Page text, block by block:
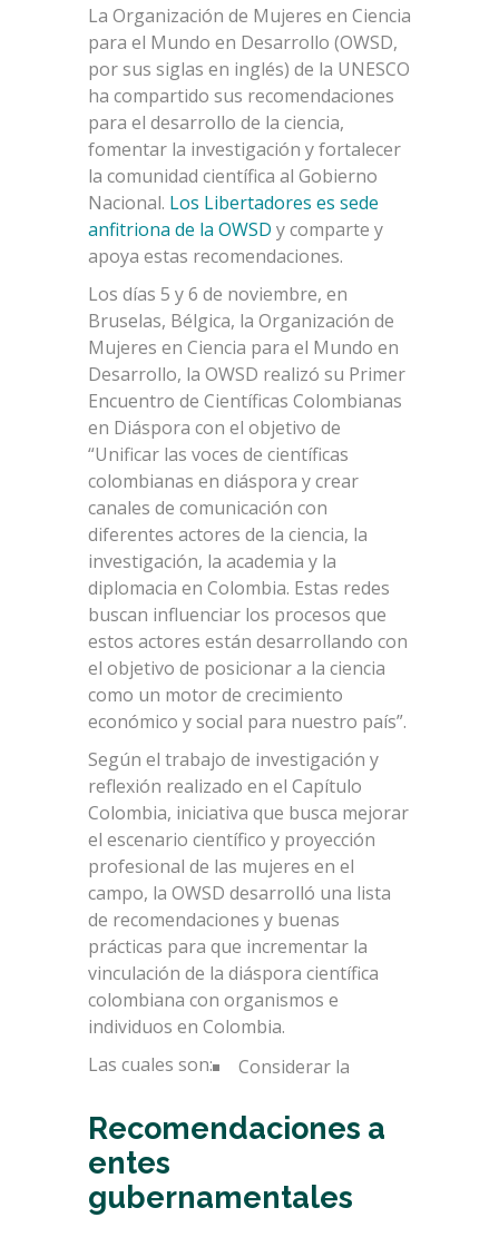
La Organización de Mujeres en Ciencia
para el Mundo en Desarrollo (OWSD,
por sus siglas en inglés) de la UNESCO
ha compartido sus recomendaciones
para el desarrollo de la ciencia,
fomentar la investigación y fortalecer
la comunidad científica al Gobierno
Nacional. Los Libertadores es sede
anfitriona de la OWSD y comparte y
apoya estas recomendaciones.
Los días 5 y 6 de noviembre, en
Bruselas, Bélgica, la Organización de
Mujeres en Ciencia para el Mundo en
Desarrollo, la OWSD realizó su Primer
Encuentro de Científicas Colombianas
en Diáspora con el objetivo de
“Unificar las voces de científicas
colombianas en diáspora y crear
canales de comunicación con
diferentes actores de la ciencia, la
investigación, la academia y la
diplomacia en Colombia. Estas redes
buscan influenciar los procesos que
estos actores están desarrollando con
el objetivo de posicionar a la ciencia
como un motor de crecimiento
económico y social para nuestro país”.
Según el trabajo de investigación y
reflexión realizado en el Capítulo
Colombia, iniciativa que busca mejorar
el escenario científico y proyección
profesional de las mujeres en el
campo, la OWSD desarrolló una lista
de recomendaciones y buenas
prácticas para que incrementar la
vinculación de la diáspora científica
colombiana con organismos e
individuos en Colombia.
Las cuales son:
Recomendaciones a
entes
gubernamentales
Considerar la